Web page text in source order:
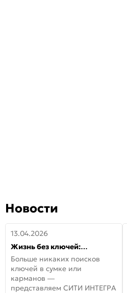
Новости
13.04.2026
Жизнь без ключей:
встречайте новую дверь
СИТИ ИНТЕГРА АйКью!
Больше никаких поисков
ключей в сумке или
карманов —
представляем СИТИ ИНТЕГРА